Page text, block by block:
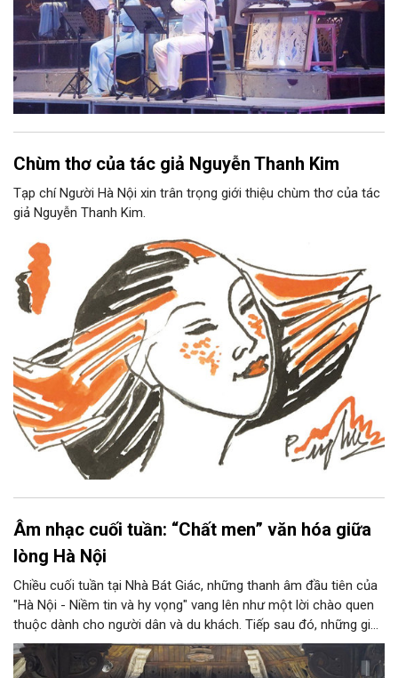
Chùm thơ của tác giả Nguyễn Thanh Kim
Tạp chí Người Hà Nội xin trân trọng giới thiệu chùm thơ của tác
giả Nguyễn Thanh Kim.
Âm nhạc cuối tuần: “Chất men” văn hóa giữa
lòng Hà Nội
Chiều cuối tuần tại Nhà Bát Giác, những thanh âm đầu tiên của
"Hà Nội - Niềm tin và hy vọng" vang lên như một lời chào quen
thuộc dành cho người dân và du khách. Tiếp sau đó, những giai
điệu jazz kinh điển của thế giới lần lượt cất lên qua phần biểu
diễn của NSƯT Quyền Văn Minh và các nghệ sĩ Bình Minh Jazz